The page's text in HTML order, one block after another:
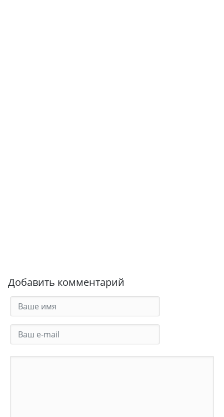
Добавить комментарий